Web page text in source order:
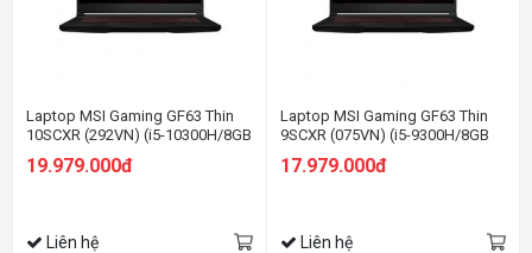
Laptop MSI Gaming GF63 Thin
10SCXR (292VN) (i5-10300H/8GB
RAM/512GBSSD/GTX1650 Max
Q 4GB DDR6/15.6 inch FHD/Win
19.979.000đ
Liên hệ
Laptop MSI Gaming GF63 Thin
9SCXR (075VN) (i5-9300H/8GB
RAM/512GBSSD/GTX1650 Max
Q 4GB DDR6/15.6 inch FHD/Win
17.979.000đ
Liên hệ